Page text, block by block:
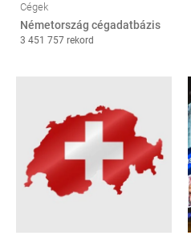
Cégek
Németország cégadatbázis
3 451 757 rekord